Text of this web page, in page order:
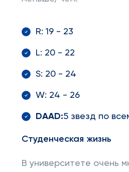
R: 19 - 23
L: 20 - 22
S: 20 - 24
W: 24 - 26
DAAD:5 звезд по
Студенческая жизнь
В университете очень